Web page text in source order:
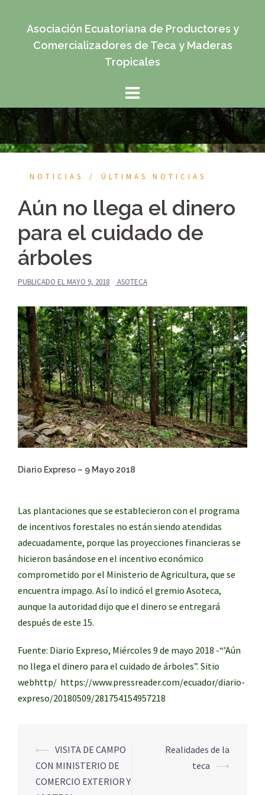
contenido
Asociación Ecuatoriana de Productores y
Comercializadores de Teca y Maderas
Tropicales
NOTICIAS ÚLTIMAS NOTICIAS
Aún no llega el dinero
para el cuidado de
árboles
PUBLICADO EL MAYO 9, 2018 ASOTECA
Diario Expreso – 9 Mayo 2018
Las plantaciones que se establecieron con el programa
de incentivos forestales no están siendo atendidas
adecuadamente, porque las proyecciones financieras se
hicieron basándose en el incentivo económico
comprometido por el Ministerio de Agricultura, que se
encuentra impago. Así lo indicó el gremio Asoteca,
aunque la autoridad dijo que el dinero se entregará
después de este 15.
Fuente: Diario Expreso, Miércoles 9 de mayo 2018 -“’Aún
no llega el dinero para el cuidado de árboles”. Sitio
webhttp/ https://www.pressreader.com/ecuador/diario-
expreso/20180509/281754154957218
Navegación
de
⟵ VISITA DE CAMPO
CON MINISTERIO DE
COMERCIO EXTERIOR Y
Realidades de la
teca ⟶